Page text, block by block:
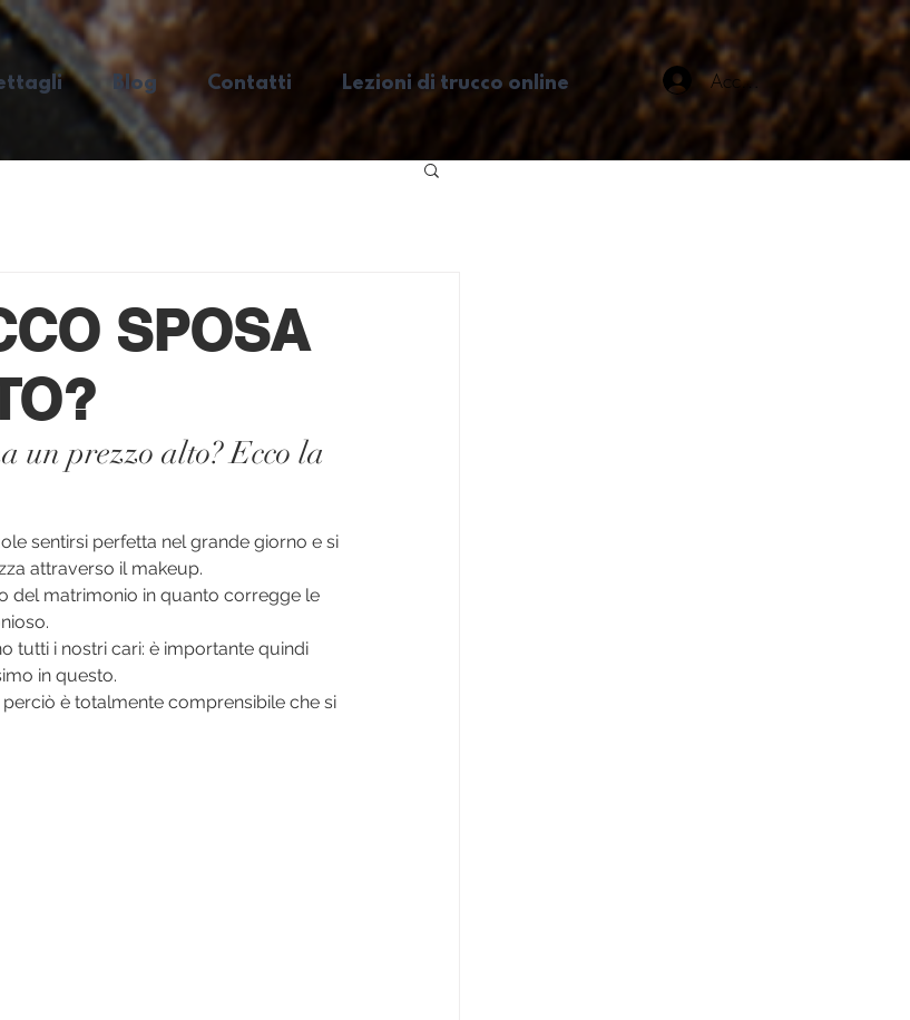
Blog Contatti Lezioni di trucco online Accedi
SPOSA
un prezzo alto? Ecco la
sentirsi perfetta nel grande giorno e si
attraverso il makeup.
del matrimonio in quanto corregge le
tutti i nostri cari: è importante quindi
in questo.
è totalmente comprensibile che si